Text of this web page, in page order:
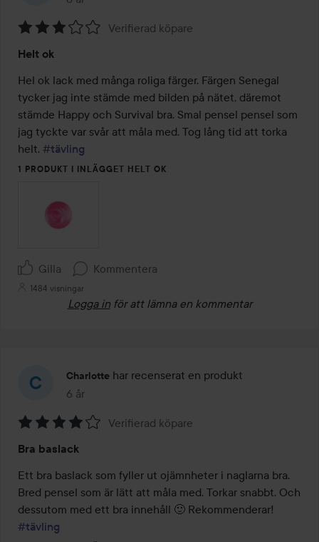
3
av
5
Verifierad köpare
Helt ok
Hel ok lack med många roliga färger. Färgen Senegal
tycker jag inte stämde med bilden på nätet, däremot
stämde Happy och Survival bra. Smal pensel pensel som
jag tyckte var svår att måla med. Tog lång tid att torka
helt. #tävling
1 PRODUKT I INLÄGGET HELT OK
Gilla Kommentera
1484 visningar
Logga in för att lämna en kommentar
Charlotte har recenserat en produkt
6 år
Inlägget skapades 6 år
4
av
5
Verifierad köpare
Bra baslack
Ett bra baslack som fyller ut ojämnheter i naglarna bra.
Bred pensel som är lätt att måla med. Torkar snabbt. Och
#tävling